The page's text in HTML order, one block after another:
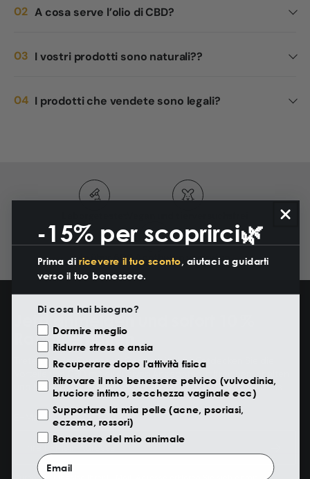
A cosa serve l’olio di CBD?
I vostri prodotti sono naturali??
I prodotti che vendete sono legali?
In über 500 Apotheken vertreten
Jetzt anmelden und sofort 10 %
Rabatt erhalten
Treten Sie der Eusphera-Community bei: Entdecken Sie die
Vorteile von CBD mit exklusiven Angeboten, hilfreichen Inhalten
und Neuigkeiten aus der Welt des natürlichen Wohlbefindens.
E-Mail
-15% per scoprirci🌿
verso il tuo benessere.
Di cosa hai bisogno?
Motivazione Visita
Dormire meglio
Ridurre stress e ansia
Recuperare dopo l'attività fisica
Ritrovare il mio benessere pelvico (vulvodinia,
bruciore intimo, secchezza vaginale ecc)
Supportare la mia pelle (acne, psoriasi,
eczema, rossori)
Email